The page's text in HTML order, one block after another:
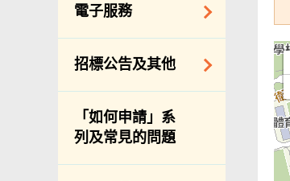
電子服務
網上付款
招標公告及其他
招標通告索引
主要採購服務預覽
申請納入食物環境
「如何申請」系
列及常見的問題